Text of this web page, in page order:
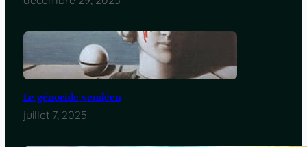
Le génocide vendéen
juillet 7, 2025